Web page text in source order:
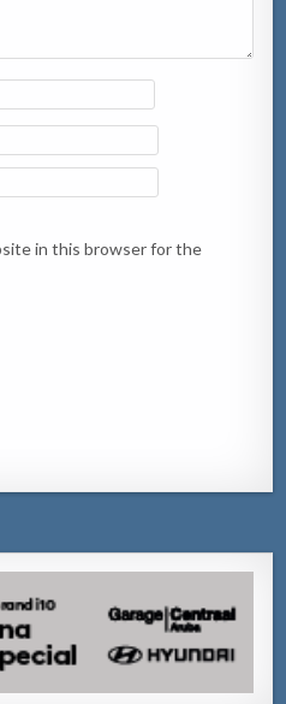
in this browser for the